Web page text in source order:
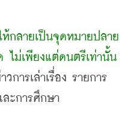
ให้กลายเป็นจุดหมายปลาย
ไม่เพียงแต่ดนตรีเท่านั้น
การเล่าเรื่อง รายการ
ะการศึกษา